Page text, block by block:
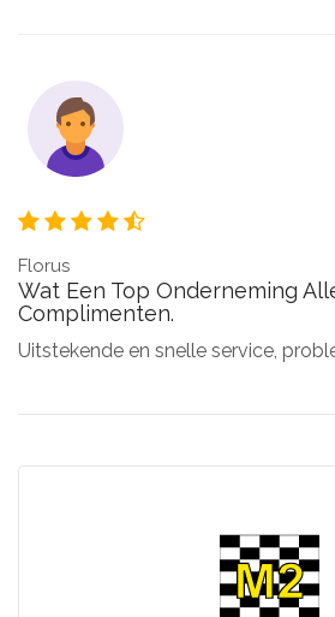
Florus
Wat Een Top Onderneming
Complimenten.
Uitstekende en snelle service,